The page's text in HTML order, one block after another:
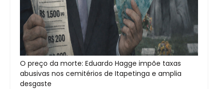
O preço da morte: Eduardo Hagge impõe taxas
abusivas nos cemitérios de Itapetinga e amplia
desgaste